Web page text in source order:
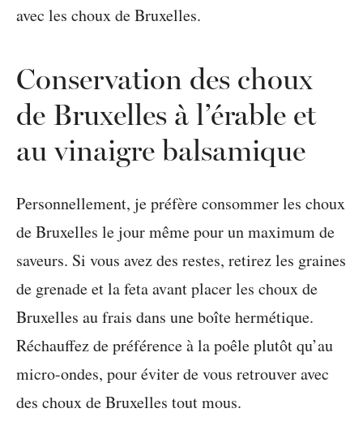
Conservation des choux
de Bruxelles à l’érable et
au vinaigre balsamique
Personnellement, je préfère consommer les choux
de Bruxelles le jour même pour un maximum de
saveurs. Si vous avez des restes, retirez les graines
de grenade et la feta avant placer les choux de
Bruxelles au frais dans une boîte hermétique.
Réchauffez de préférence à la poêle plutôt qu’au
micro-ondes, pour éviter de vous retrouver avec
des choux de Bruxelles tout mous.